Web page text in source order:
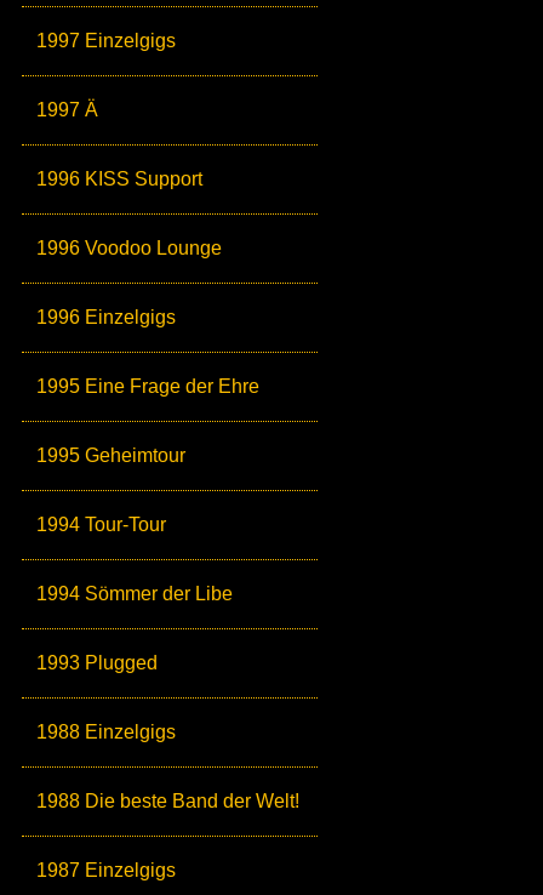
1997 Einzelgigs
1997 Ä
1996 KISS Support
1996 Voodoo Lounge
1996 Einzelgigs
1995 Eine Frage der Ehre
1995 Geheimtour
1994 Tour-Tour
1994 Sömmer der Libe
1993 Plugged
1988 Einzelgigs
1988 Die beste Band der Welt!
1987 Einzelgigs